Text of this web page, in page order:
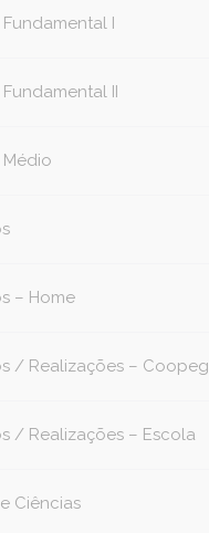
Fundamental I
Fundamental II
Médio
– Home
/ Realizações – Coopeg
/ Realizações – Escola
Ciências